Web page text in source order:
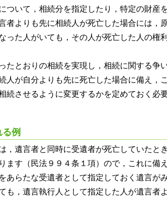
ついて，相続分を指定したり，特定の財産
者よりも先に相続人が死亡した場合には，
った人がいても，その人が死亡した人の権
たとおりの相続を実現し，相続に関する争
人が自分よりも先に死亡した場合に備え，
続させるように変更するかを定めておく必
例
，遺言者と同時に受遺者が死亡していたと
ます（民法９９４条１項）ので，これに備
あらたな受遺者として指定しておく遺言が
も，遺言執行人として指定した人が遺言者